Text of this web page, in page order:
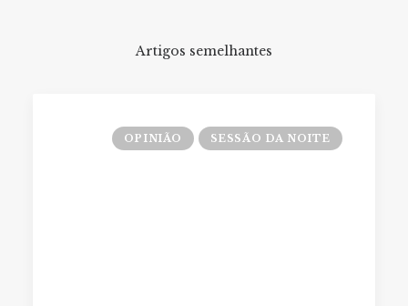
Artigos semelhantes
OPINIÃO SESSÃO DA NOITE